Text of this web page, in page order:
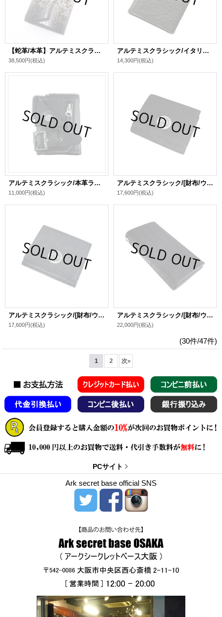
【蛇革/本革】アルテミスクラシック/[財布/ウォレット]グラデーション グレーパイソン ロングウォレット
38,500円(税込)
アルテミスクラシック/イタリアンレザー キーケース ウォレット
14,300円(税込)
アルテミスクラシック/本革ライダースキーケースウォレット
11,000円(税込)
アルテミスクラシック/[財布/ウォレット]ショートウォレットヌバッククロコスタイル
17,600円(税込)
アルテミスクラシック/[財布/ウォレット]ショートウォレットリザードスタイル
17,600円(税込)
アルテミスクラシック/[財布/ウォレット]ロングウォレットヌバッククロコスタイル
22,000円(税込)
(30件/47件)
1 2 次»
PCサイト
Ark secret base official SNS